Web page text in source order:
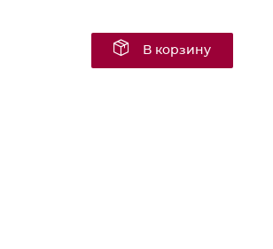
В корзину